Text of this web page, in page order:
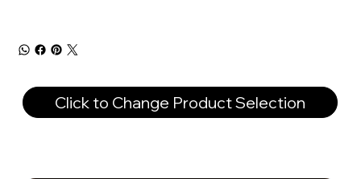
Click to Change Product Selection